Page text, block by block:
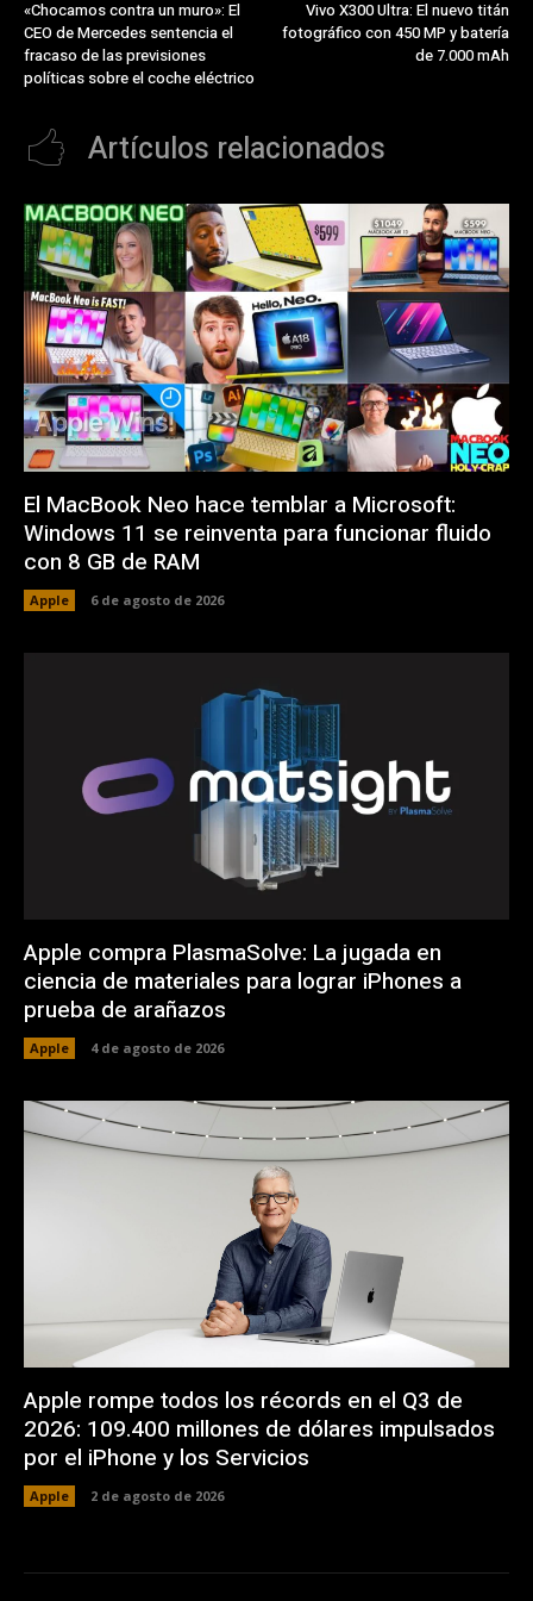
«Chocamos contra un muro»: El
CEO de Mercedes sentencia el
fracaso de las previsiones
políticas sobre el coche eléctrico
Vivo X300 Ultra: El nuevo titán
fotográfico con 450 MP y batería
de 7.000 mAh
Artículos relacionados
El MacBook Neo hace temblar a Microsoft:
Windows 11 se reinventa para funcionar fluido
con 8 GB de RAM
Apple 6 de agosto de 2026
Apple compra PlasmaSolve: La jugada en
ciencia de materiales para lograr iPhones a
prueba de arañazos
Apple 4 de agosto de 2026
Apple rompe todos los récords en el Q3 de
2026: 109.400 millones de dólares impulsados
por el iPhone y los Servicios
Apple 2 de agosto de 2026